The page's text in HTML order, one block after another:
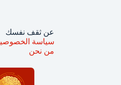
عن ثقف نفسك
سياسة
من نحن